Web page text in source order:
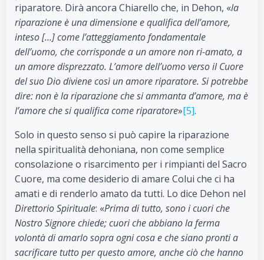
riparatore. Dirà ancora Chiarello che, in Dehon, «la
riparazione è una dimensione e qualifica dell’amore,
inteso […] come l’atteggiamento fondamentale
dell’uomo, che corrisponde a un amore non ri-amato, a
un amore disprezzato. L’amore dell’uomo verso il Cuore
del suo Dio diviene così un amore riparatore. Si potrebbe
dire: non è la riparazione che si ammanta d’amore, ma è
l’amore che si qualifica come riparatore»[5].
Solo in questo senso si può capire la riparazione
nella spiritualità dehoniana, non come semplice
consolazione o risarcimento per i rimpianti del Sacro
Cuore, ma come desiderio di amare Colui che ci ha
amati e di renderlo amato da tutti. Lo dice Dehon nel
Direttorio Spirituale: «Prima di tutto, sono i cuori che
Nostro Signore chiede; cuori che abbiano la ferma
volontà di amarlo sopra ogni cosa e che siano pronti a
sacrificare tutto per questo amore, anche ciò che hanno